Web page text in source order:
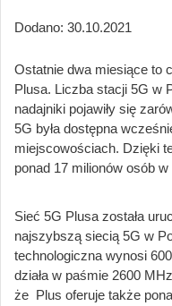
Dodano: 30.10.2021
Ostatnie dwa miesiące to
Plusa. Liczba stacji 5G w
nadajniki pojawiły się
5G była dostępna
miejscowościach. Dzięki
ponad 17 milionów osób
Sieć 5G Plusa została
najszybszą siecią 5G w
technologiczna wynosi
działa w paśmie 2600
że Plus oferuje także